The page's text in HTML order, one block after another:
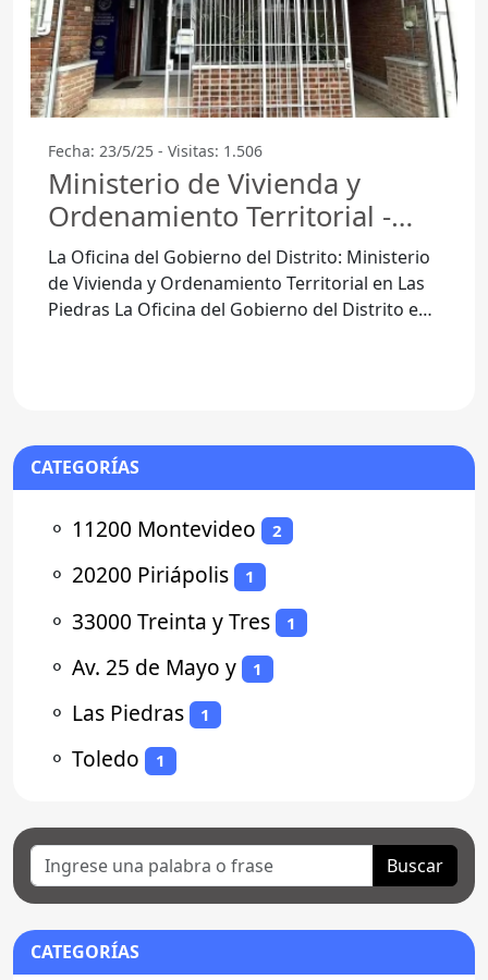
Fecha: 23/5/25 - Visitas: 1.506
Ministerio de Vivienda y
Ordenamiento Territorial -
Las Piedras
La Oficina del Gobierno del Distrito: Ministerio
de Vivienda y Ordenamiento Territorial en Las
Piedras La Oficina del Gobierno del Distrito en
CATEGORÍAS
⚬ 11200 Montevideo 2
⚬ 20200 Piriápolis 1
⚬ 33000 Treinta y Tres 1
⚬ Av. 25 de Mayo y 1
⚬ Las Piedras 1
⚬ Toledo 1
Buscar
CATEGORÍAS